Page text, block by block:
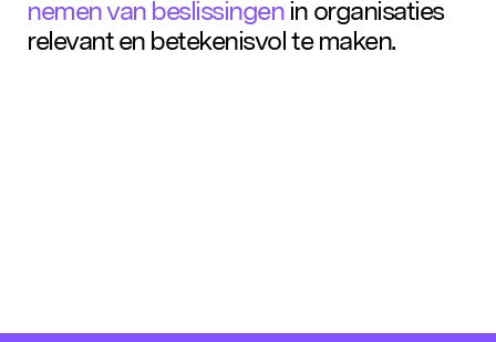
nemen van beslissingenin organisaties
relevant en betekenisvol te maken.